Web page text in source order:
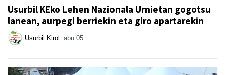
Usurbil KEko Lehen Nazionala Urnietan gogotsu
lanean, aurpegi berriekin eta giro apartarekin
Usurbil Kirol abu 05